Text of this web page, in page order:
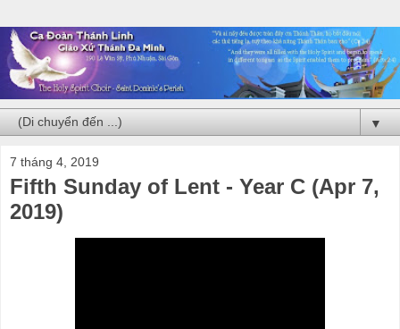
▼
7 tháng 4, 2019
Fifth Sunday of Lent - Year C (Apr 7,
2019)